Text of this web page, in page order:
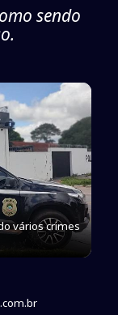
sendo
vários crimes